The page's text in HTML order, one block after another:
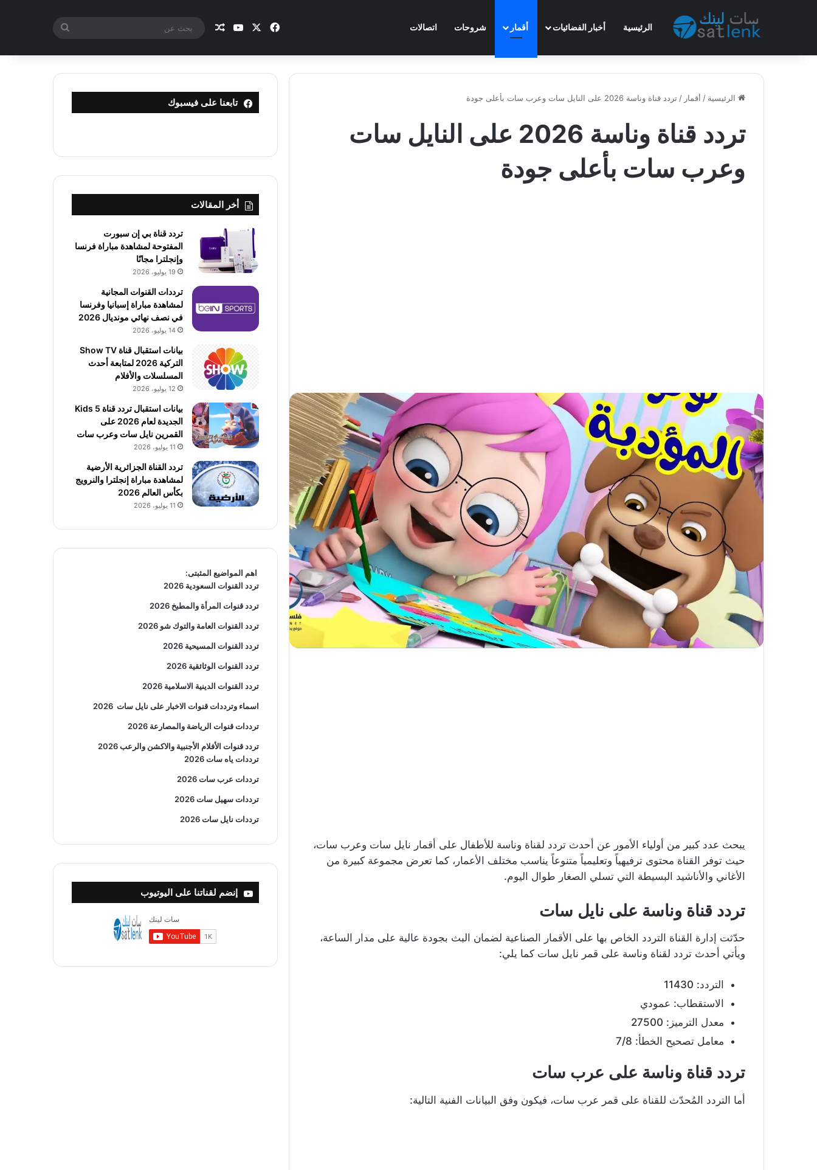
الرئيسية أخبار الفضائيات أقمار شروحات اتصالات فيسبوك يوتيوب مقال عشوائي
الرئيسية / أقمار / تردد قناة وناسة 2026 على النايل سات وعرب سات بأعلى جودة
تردد قناة وناسة 2026 على النايل سات
وعرب سات بأعلى جودة
يبحث عدد كبير من أولياء الأمور عن أحدث تردد لقناة وناسة للأطفال على أقمار نايل سات وعرب سات،
حيث توفر القناة محتوى ترفيهياً وتعليمياً متنوعاً يناسب مختلف الأعمار، كما تعرض مجموعة كبيرة من
الأغاني والأناشيد البسيطة التي تسلي الصغار طوال اليوم.
تردد قناة وناسة على نايل سات
حدّثت إدارة القناة التردد الخاص بها على الأقمار الصناعية لضمان البث بجودة عالية على مدار الساعة،
ويأتي أحدث تردد لقناة وناسة على قمر نايل سات كما يلي:
التردد: 11430
الاستقطاب: عمودي
معدل الترميز: 27500
معامل تصحيح الخطأ: 7/8
تردد قناة وناسة على عرب سات
أما التردد المُحدّث للقناة على قمر عرب سات، فيكون وفق البيانات الفنية التالية:
تابعنا على فيسبوك
أخر المقالات
تردد قناة بي إن سبورت
المفتوحة لمشاهدة مباراة فرنسا
وإنجلترا مجانًا
19 يوليو، 2026
ترددات القنوات المجانية
لمشاهدة مباراة إسبانيا وفرنسا
في نصف نهائي مونديال 2026
14 يوليو، 2026
بيانات استقبال قناة Show TV
التركية 2026 لمتابعة أحدث
المسلسلات والأفلام
12 يوليو، 2026
بيانات استقبال تردد قناة 5 Kids
الجديدة لعام 2026 على
القمرين نايل سات وعرب سات
11 يوليو، 2026
تردد القناة الجزائرية الأرضية
لمشاهدة مباراة إنجلترا والنرويج
بكأس العالم 2026
11 يوليو، 2026
اهم المواضيع المثبتى:
تردد القنوات السعودية 2026
تردد قنوات المرأة والمطبخ 2026
تردد القنوات العامة والتوك شو 2026
تردد القنوات المسيحية 2026
تردد القنوات الوثائقية 2026
تردد القنوات الدينية الاسلامية 2026
اسماء وترددات قنوات الاخبار على نايل سات2026
ترددات قنوات الرياضة والمصارعة2026
تردد قنوات الأفلام الأجنبية والاكشن والرعب2026
ترددات ياه سات 2026
ترددات عرب سات 2026
ترددات سهيل سات 2026
ترددات نايل سات 2026
إنضم لقناتنا على اليوتيوب